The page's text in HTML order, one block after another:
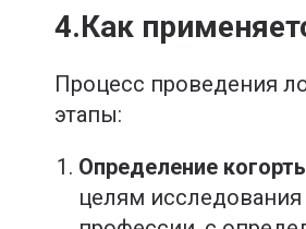
4.Как
Процесс проведения
этапы:
Определение
целям